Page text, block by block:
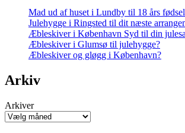
Mad ud af huset i Lundby til 18 års
Julehygge i Ringsted til dit næste
Æbleskiver i København Syd til din
Æbleskiver i Glumsø til julehygge?
Æbleskiver og gløgg i København?
Arkiv
Arkiver